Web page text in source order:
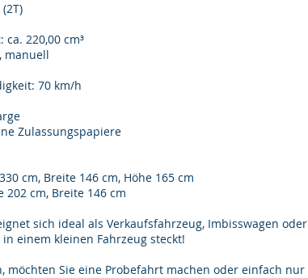
220,00 cm³
manuell
70 km/h
Zulassungspapiere
cm, Breite 146 cm, Höhe 165 cm
202 cm, Breite 146 cm
sich ideal als Verkaufsfahrzeug, Imbisswagen
einem kleinen Fahrzeug steckt!
möchten Sie eine Probefahrt machen oder einfach